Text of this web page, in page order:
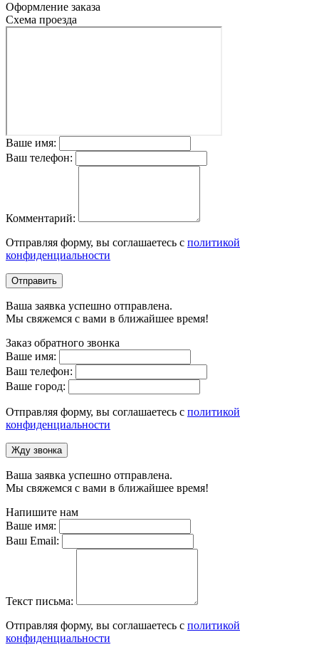
Оформление заказа
Схема проезда
Ваше имя:
Ваш телефон:
Комментарий:
Отправляя форму, вы соглашаетесь с политикой
конфиденциальности
Отправить
Ваша заявка успешно отправлена.
Мы свяжемся с вами в ближайшее время!
Заказ обратного звонка
Ваше имя:
Ваш телефон:
Ваше город:
Отправляя форму, вы соглашаетесь с политикой
конфиденциальности
Жду звонка
Ваша заявка успешно отправлена.
Мы свяжемся с вами в ближайшее время!
Напишите нам
Ваше имя:
Ваш Email:
Текст письма:
Отправляя форму, вы соглашаетесь с политикой
конфиденциальности